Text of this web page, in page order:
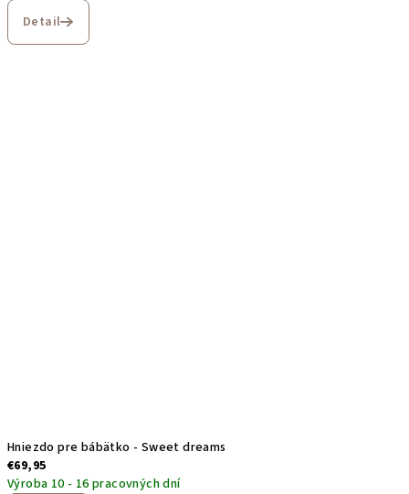
Detail
Hniezdo pre bábätko - Sweet dreams
€69,95
Výroba 10 - 16 pracovných dní